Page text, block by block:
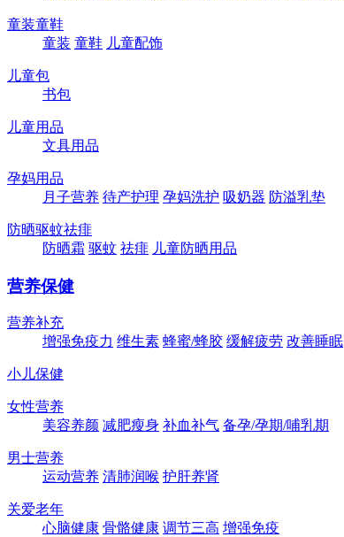
童装童鞋
童装 童鞋 儿童配饰
儿童包
书包
儿童用品
文具用品
孕妈用品
月子营养 待产护理 孕妈洗护 吸奶器 防溢乳垫
防晒驱蚊祛痱
防晒霜 驱蚊 祛痱 儿童防晒用品
营养保健
营养补充
增强免疫力 维生素 蜂蜜/蜂胶 缓解疲劳 改善睡眠
小儿保健
女性营养
美容养颜 减肥瘦身 补血补气 备孕/孕期/哺乳期
男士营养
运动营养 清肺润喉 护肝养肾
关爱老年
心脑健康 骨骼健康 调节三高 增强免疫